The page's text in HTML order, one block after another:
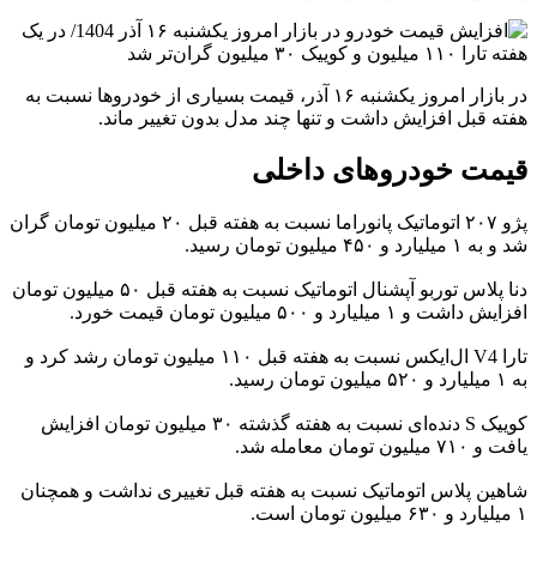
در بازار امروز یکشنبه ۱۶ آذر، قیمت بسیاری از خودروها نسبت به
هفته قبل افزایش داشت و تنها چند مدل بدون تغییر ماند.
قیمت خودروهای داخلی
پژو ۲۰۷ اتوماتیک پانوراما نسبت به هفته قبل ۲۰ میلیون تومان گران
شد و به ۱ میلیارد و ۴۵۰ میلیون تومان رسید.
دنا پلاس توربو آپشنال اتوماتیک نسبت به هفته قبل ۵۰ میلیون تومان
افزایش داشت و ۱ میلیارد و ۵۰۰ میلیون تومان قیمت خورد.
تارا V4 ال‌ایکس نسبت به هفته قبل ۱۱۰ میلیون تومان رشد کرد و
به ۱ میلیارد و ۵۲۰ میلیون تومان رسید.
کوییک S دنده‌ای نسبت به هفته گذشته ۳۰ میلیون تومان افزایش
یافت و ۷۱۰ میلیون تومان معامله شد.
شاهین پلاس اتوماتیک نسبت به هفته قبل تغییری نداشت و همچنان
۱ میلیارد و ۶۳۰ میلیون تومان است.